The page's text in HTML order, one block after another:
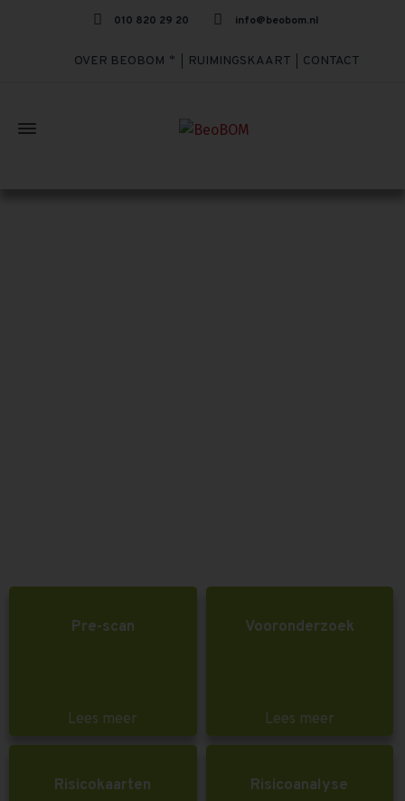
010 820 29 20 info@beobom.nl
OVER BEOBOM RUIMINGSKAART CONTACT
Pre-scan
Lees meer
Vooronderzoek
Lees meer
Risicokaarten Risicoanalyse